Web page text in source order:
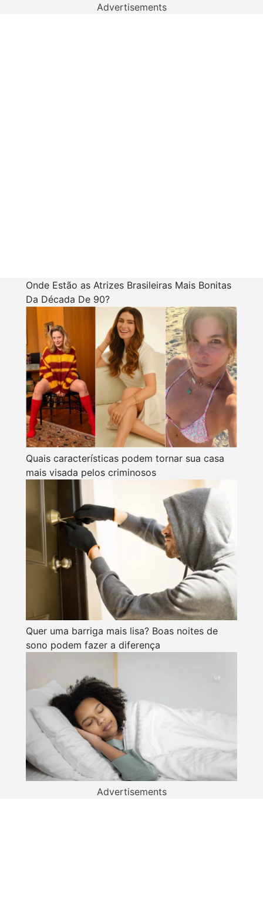
Advertisements
Onde Estão as Atrizes Brasileiras Mais Bonitas
Da Década De 90?
Quais características podem tornar sua casa
mais visada pelos criminosos
Quer uma barriga mais lisa? Boas noites de
sono podem fazer a diferença
Advertisements